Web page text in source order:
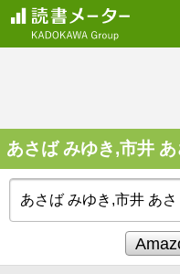
あさば みゆき,市井